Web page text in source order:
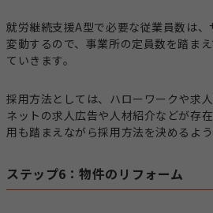
就労継続支援A型で必要な従業員数は
変動するので、事業所の定員数を踏ま
ていきます。
採用方法としては、ハローワークや求
ネットの求人広告や人材紹介などが存
用も踏まえながら採用方法を決めるよう
ステップ6：物件のリフォーム